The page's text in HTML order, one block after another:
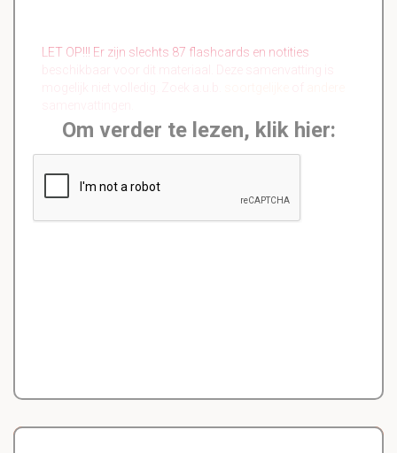
LET OP!!! Er zijn slechts 87 flashcards en notities
beschikbaar voor dit materiaal. Deze samenvatting is
Om verder te lezen, klik hier: